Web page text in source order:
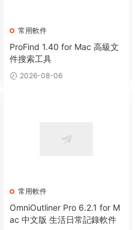
常用軟件
ProFind 1.40 for Mac 高級文
件搜索工具
2026-08-06
常用軟件
OmniOutliner Pro 6.2.1 for M
ac 中文版 生活日常記錄軟件